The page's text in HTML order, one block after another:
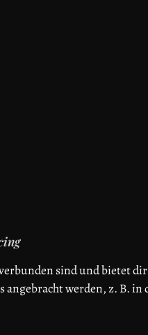
sind und bietet
werden, z. B.